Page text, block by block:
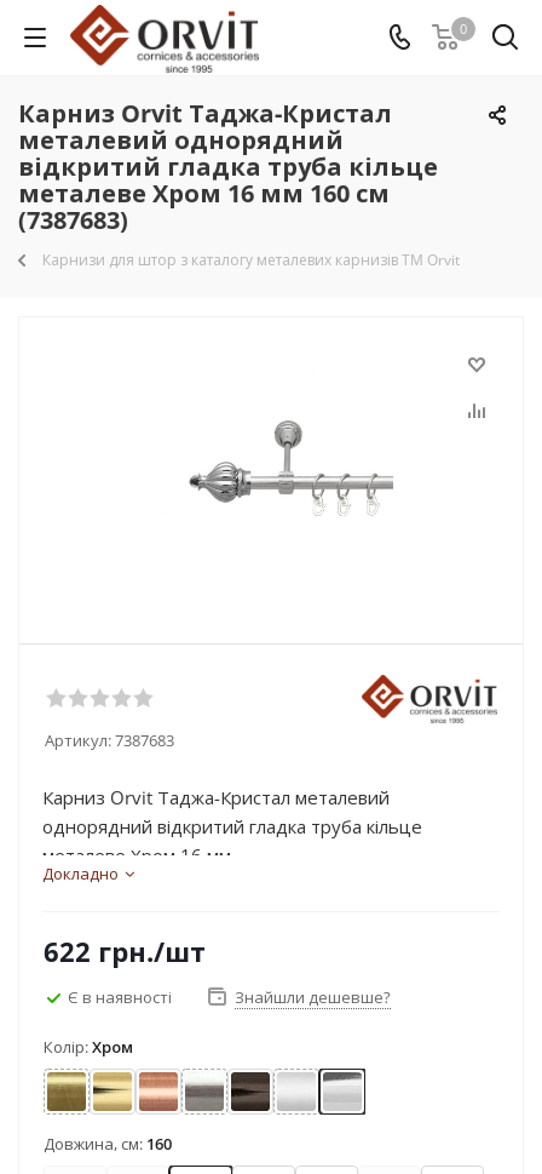
0
Карниз Orvit Таджа-Кристал
металевий однорядний
відкритий гладка труба кільце
металеве Хром 16 мм 160 см
(7387683)
Карнизи для штор з каталогу металевих карнизів TM Orvit
Артикул:7387683
Карниз Orvit Таджа-Кристал металевий
однорядний відкритий гладка труба кільце
металеве Хром 16 мм...
Докладно
622 грн./шт
Є в наявності Знайшли дешевше?
Колір:Хром
АнтикЗолотоМідьНержавіюча сталь
ОніксСатин Хром
Довжина, см: 160